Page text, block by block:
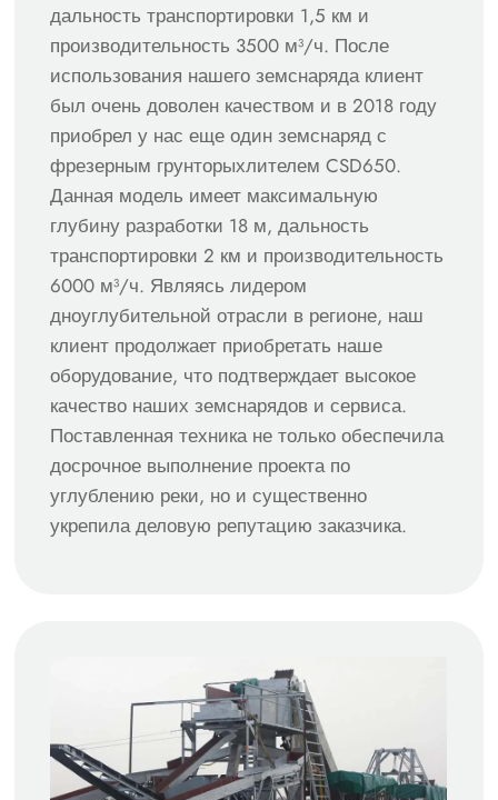
дальность транспортировки 1,5 км и
производительность 3500 м³/ч. После
использования нашего земснаряда клиент
был очень доволен качеством и в 2018 году
приобрел у нас еще один земснаряд с
фрезерным грунторыхлителем CSD650.
Данная модель имеет максимальную
глубину разработки 18 м, дальность
транспортировки 2 км и производительность
6000 м³/ч. Являясь лидером
дноуглубительной отрасли в регионе, наш
клиент продолжает приобретать наше
оборудование, что подтверждает высокое
качество наших земснарядов и сервиса.
Поставленная техника не только обеспечила
досрочное выполнение проекта по
углублению реки, но и существенно
укрепила деловую репутацию заказчика.